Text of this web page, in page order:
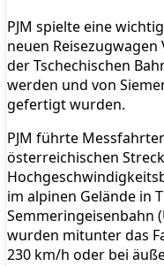
PJM spielte eine
neuen
der Tschechischen
werden und von
gefertigt wurden.
PJM führte
österreichischen
im alpinen Gelände in
Semmeringeisenbahn
wurden mitunter das
230 km/h oder bei